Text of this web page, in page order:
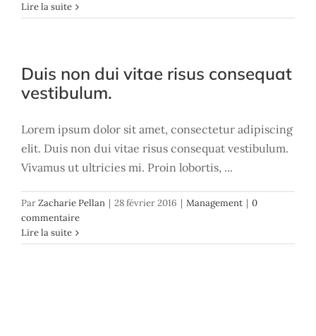
Lire la suite
Duis non dui vitae risus consequat
vestibulum.
Lorem ipsum dolor sit amet, consectetur adipiscing
elit. Duis non dui vitae risus consequat vestibulum.
Vivamus ut ultricies mi. Proin lobortis, ...
ParZacharie Pellan | 28 février 2016 | Management | 0
commentaire
Lire la suite